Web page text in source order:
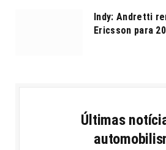
Indy: Andretti
Ericsson para
Últimas